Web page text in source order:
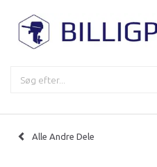
Alle Andre Dele